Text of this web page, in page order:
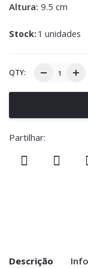
Altura: 9.5 cm
Stock: 1 unidades
QTY:
Partilhar:
Descrição